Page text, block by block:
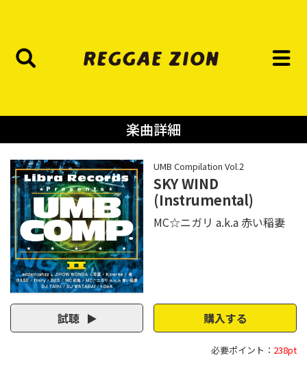
楽曲詳細
UMB Compilation Vol.2
SKY WIND
(Instrumental)
MC☆ニガリ a.k.a 赤い稲妻
試聴 購入する
必要ポイント： 238pt